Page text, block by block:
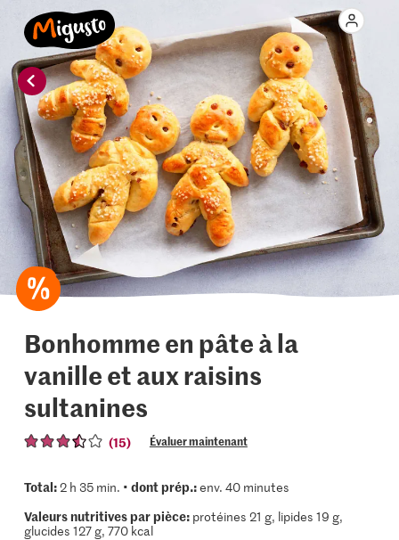
Bonhomme en pâte à la
vanille et aux raisins
sultanines
(15) Évaluer maintenant
Total:2 h 35 min. • dont prép.:env. 40 minutes
Valeurs nutritives par pièce:protéines 21 g, lipides 19 g,
glucides 127 g, 770 kcal